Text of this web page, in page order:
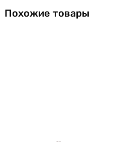
Похожие товары